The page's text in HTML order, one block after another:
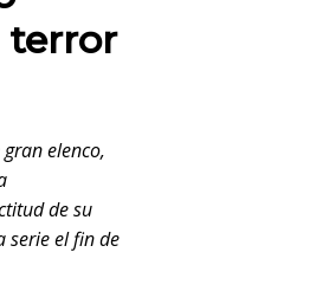
terror
elenco,
de su
serie el fin de